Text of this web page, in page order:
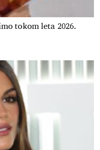
tokom leta 2026.